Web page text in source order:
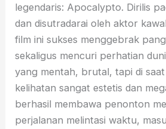
legendaris: Apocalypto. Dirilis
dan disutradarai oleh aktor
film ini sukses menggebrak
sekaligus mencuri perhatian
yang mentah, brutal, tapi di
kelihatan sangat estetis dan
berhasil membawa penonton
perjalanan melintasi waktu,